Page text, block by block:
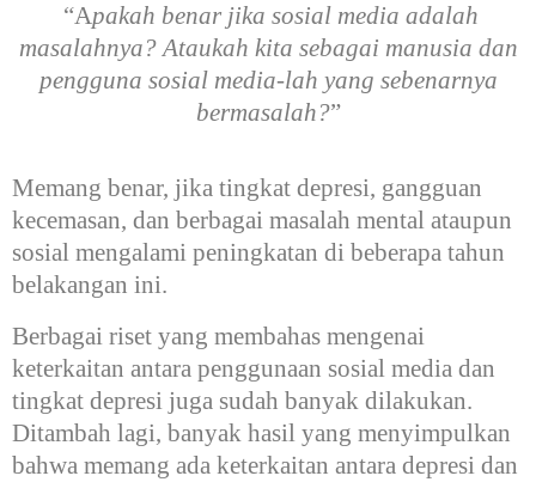
“Apakah benar jika sosial media adalah
masalahnya? Ataukah kita sebagai manusia dan
pengguna sosial media-lah yang sebenarnya
bermasalah?”
Memang benar, jika tingkat depresi, gangguan
kecemasan, dan berbagai masalah mental ataupun
sosial mengalami peningkatan di beberapa tahun
belakangan ini.
Berbagai riset yang membahas mengenai
keterkaitan antara penggunaan sosial media dan
tingkat depresi juga sudah banyak dilakukan.
Ditambah lagi, banyak hasil yang menyimpulkan
bahwa memang ada keterkaitan antara depresi dan